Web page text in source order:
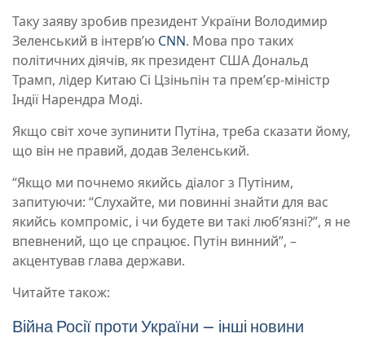
Таку заяву зробив президент України Володимир
Зеленський в інтервʼю CNN. Мова про таких
політичних діячів, як президент США Дональд
Трамп, лідер Китаю Сі Цзіньпін та премʼєр-міністр
Індії Нарендра Моді.
Якщо світ хоче зупинити Путіна, треба сказати йому,
що він не правий, додав Зеленський.
“Якщо ми почнемо якийсь діалог з Путіним,
запитуючи: “Слухайте, ми повинні знайти для вас
якийсь компроміс, і чи будете ви такі люб’язні?”, я не
впевнений, що це спрацює. Путін винний”, –
акцентував глава держави.
Читайте також:
Війна Росії проти України – інші новини